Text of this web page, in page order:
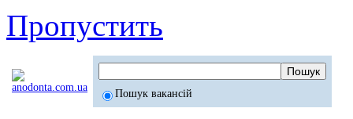
Пропустить
Пошук вакансій